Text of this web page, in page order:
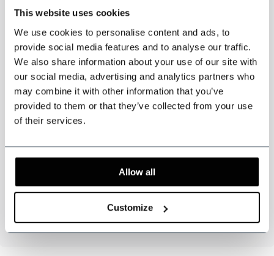
This website uses cookies
We use cookies to personalise content and ads, to
provide social media features and to analyse our traffic.
We also share information about your use of our site with
our social media, advertising and analytics partners who
may combine it with other information that you’ve
provided to them or that they’ve collected from your use
of their services.
Allow all
Customize
Nota:Pueden aplicarse derechos de aduana y de importación y son
responsabilidad exclusiva del cliente.
Especificaciones
Chaqueta, chaleco y pantalón de tres piezas.
Inspirado por Peaky Blinders
63% poliéster, 32% viscosa, 5% elastaan